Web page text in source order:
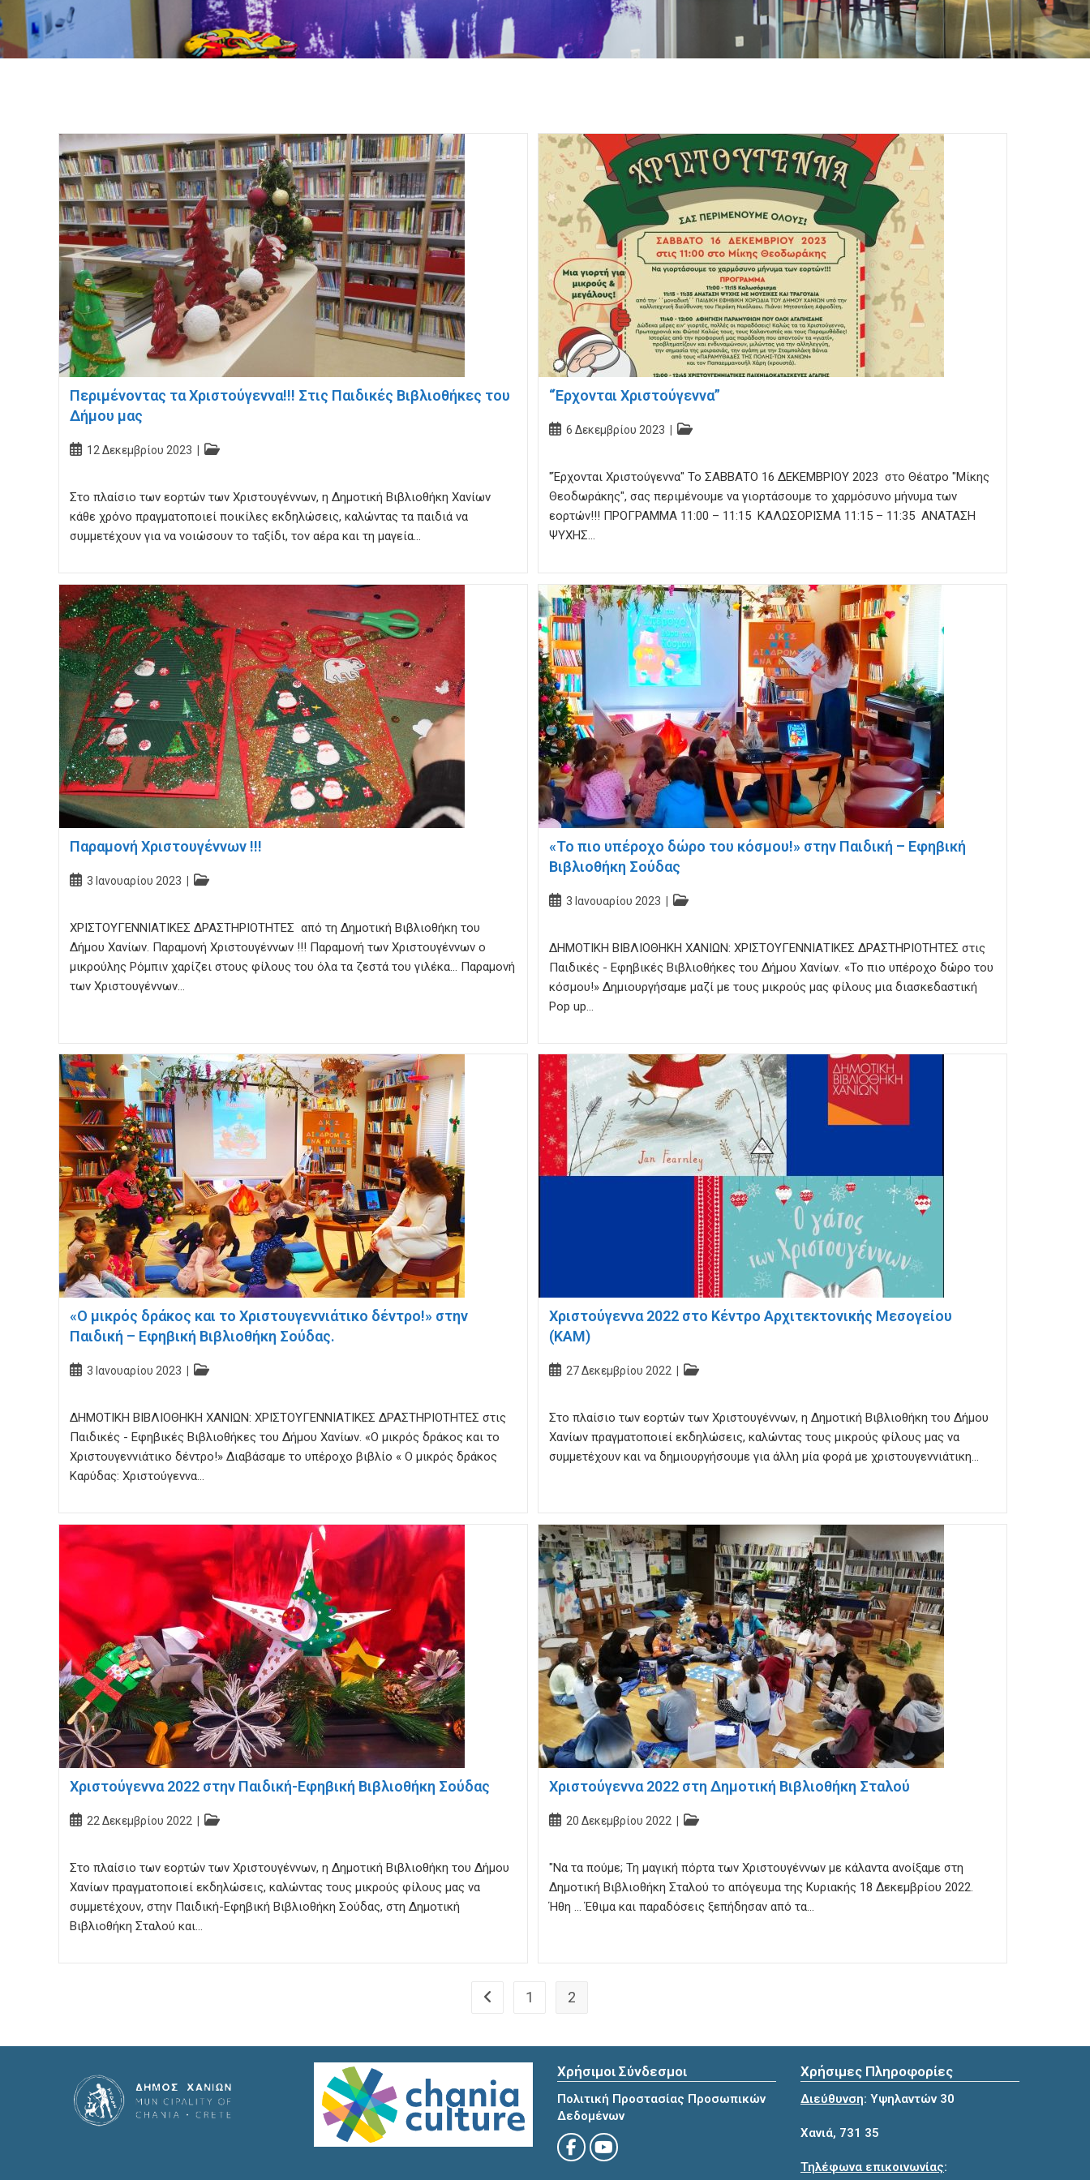
Περιμένοντας τα Χριστούγεννα!!! Στις Παιδικές Βιβλιοθήκες του
Δήμου μας
Post12 Δεκεμβρίου 2023
Post
Στο πλαίσιο των εορτών των Χριστουγέννων, η Δημοτική Βιβλιοθήκη Χανίων
κάθε χρόνο πραγματοποιεί ποικίλες εκδηλώσεις, καλώντας τα παιδιά να
συμμετέχουν για να νοιώσουν το ταξίδι, τον αέρα και τη μαγεία…
“Έρχονται Χριστούγεννα”
Post6 Δεκεμβρίου 2023
Post
"Έρχονται Χριστούγεννα" Το ΣΑΒΒΑΤΟ 16 ΔΕΚΕΜΒΡΙΟΥ 2023 στο Θέατρο "Μίκης
Θεοδωράκης", σας περιμένουμε να γιορτάσουμε το χαρμόσυνο μήνυμα των
εορτών!!! ΠΡΟΓΡΑΜΜΑ 11:00 – 11:15 ΚΑΛΩΣΟΡΙΣΜΑ 11:15 – 11:35 ΑΝΑΤΑΣΗ
ΨΥΧΗΣ…
Παραμονή Χριστουγέννων !!!
Post3 Ιανουαρίου 2023
Post
ΧΡΙΣΤΟΥΓΕΝΝΙΑΤΙΚΕΣ ΔΡΑΣΤΗΡΙΟΤΗΤΕΣ από τη Δημοτική Βιβλιοθήκη του
Δήμου Χανίων. Παραμονή Χριστουγέννων !!! Παραμονή των Χριστουγέννων ο
μικρούλης Ρόμπιν χαρίζει στους φίλους του όλα τα ζεστά του γιλέκα… Παραμονή
των Χριστουγέννων…
«Το πιο υπέροχο δώρο του κόσμου!» στην Παιδική – Εφηβική
Βιβλιοθήκη Σούδας
Post3 Ιανουαρίου 2023
Post
ΔΗΜΟΤΙΚΗ ΒΙΒΛΙΟΘΗΚΗ ΧΑΝΙΩΝ: ΧΡΙΣΤΟΥΓΕΝΝΙΑΤΙΚΕΣ ΔΡΑΣΤΗΡΙΟΤΗΤΕΣ στις
Παιδικές - Εφηβικές Βιβλιοθήκες του Δήμου Χανίων. «Το πιο υπέροχο δώρο του
κόσμου!» Δημιουργήσαμε μαζί με τους μικρούς μας φίλους μια διασκεδαστική
Pop up…
«Ο μικρός δράκος και το Χριστουγεννιάτικο δέντρο!» στην
Παιδική – Εφηβική Βιβλιοθήκη Σούδας.
Post3 Ιανουαρίου 2023
Post
ΔΗΜΟΤΙΚΗ ΒΙΒΛΙΟΘΗΚΗ ΧΑΝΙΩΝ: ΧΡΙΣΤΟΥΓΕΝΝΙΑΤΙΚΕΣ ΔΡΑΣΤΗΡΙΟΤΗΤΕΣ στις
Παιδικές - Εφηβικές Βιβλιοθήκες του Δήμου Χανίων. «Ο μικρός δράκος και το
Χριστουγεννιάτικο δέντρο!» Διαβάσαμε το υπέροχο βιβλίο « Ο μικρός δράκος
Καρύδας: Χριστούγεννα…
Χριστούγεννα 2022 στο Κέντρο Αρχιτεκτονικής Μεσογείου
(ΚΑΜ)
Post27 Δεκεμβρίου 2022
Post
Στο πλαίσιο των εορτών των Χριστουγέννων, η Δημοτική Βιβλιοθήκη του Δήμου
Χανίων πραγματοποιεί εκδηλώσεις, καλώντας τους μικρούς φίλους μας να
συμμετέχουν και να δημιουργήσουμε για άλλη μία φορά με χριστουγεννιάτικη…
Χριστούγεννα 2022 στην Παιδική-Εφηβική Βιβλιοθήκη Σούδας
Post22 Δεκεμβρίου 2022
Post
Στο πλαίσιο των εορτών των Χριστουγέννων, η Δημοτική Βιβλιοθήκη του Δήμου
Χανίων πραγματοποιεί εκδηλώσεις, καλώντας τους μικρούς φίλους μας να
συμμετέχουν, στην Παιδική-Εφηβική Βιβλιοθήκη Σούδας, στη Δημοτική
Βιβλιοθήκη Σταλού και…
Χριστούγεννα 2022 στη Δημοτική Βιβλιοθήκη Σταλού
Post20 Δεκεμβρίου 2022
Post
"Να τα πούμε; Τη μαγική πόρτα των Χριστουγέννων με κάλαντα ανοίξαμε στη
Δημοτική Βιβλιοθήκη Σταλού το απόγευμα της Κυριακής 18 Δεκεμβρίου 2022.
Ήθη … Έθιμα και παραδόσεις ξεπήδησαν από τα…
Go to the previous page
1 2
Χρήσιμοι Σύνδεσμοι
Πολιτική Προστασίας Προσωπικών
Δεδομένων
Χρήσιμες Πληροφορίες
Διεύθυνση: Υψηλαντών 30
Χανιά, 731 35
Τηλέφωνα επικοινωνίας: